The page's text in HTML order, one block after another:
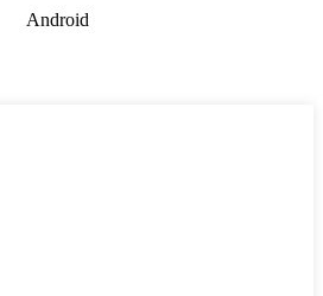
Android